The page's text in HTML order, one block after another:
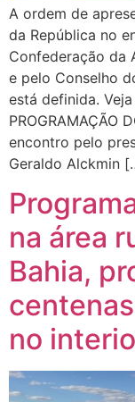
A ordem de
da República no
Confederação da
e pelo Conselho
está definida.
PROGRAMAÇÃO
encontro pelo
Geraldo Alckmin
na área
Bahia,
no